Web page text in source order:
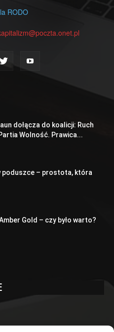
RODO
dołącza do koalicji: Ruch
Wolność. Prawica...
poduszce – prostota, która
Gold – czy było warto?